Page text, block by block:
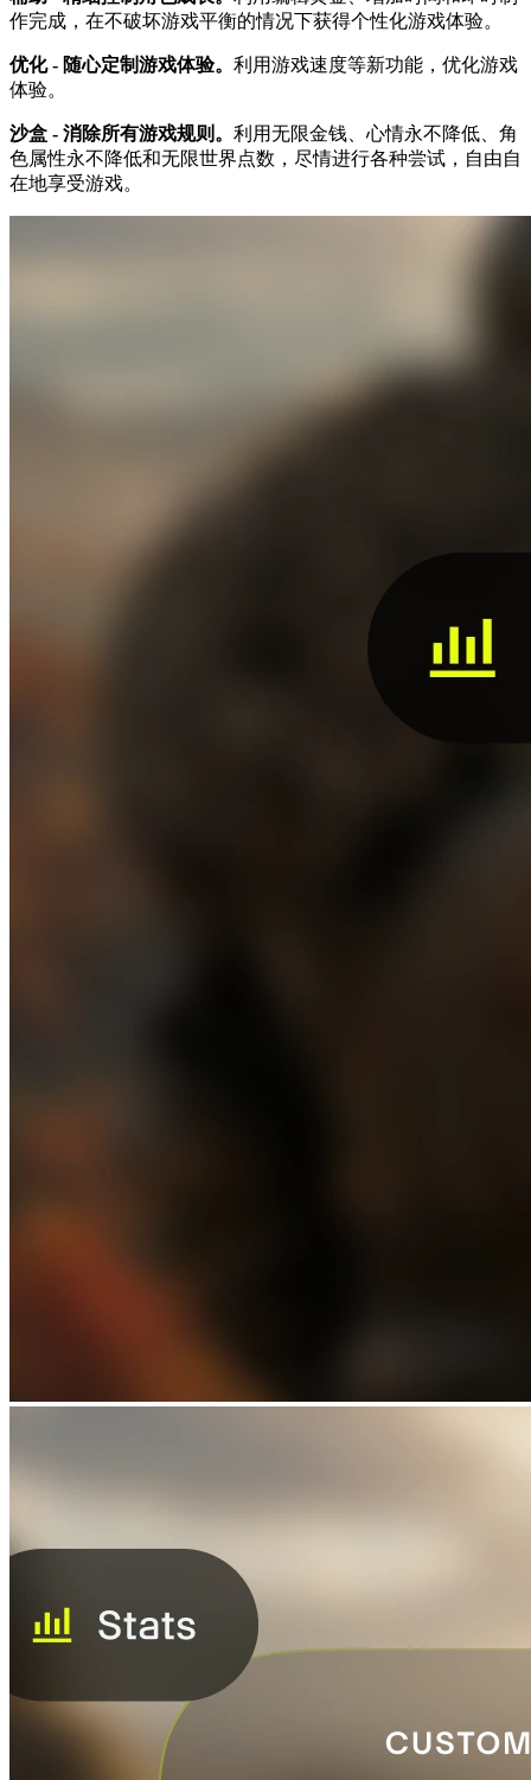
作完成，在不破坏游戏平衡的情况下获得个性化游戏体验。
优化 - 随心定制游戏体验。 利用游戏速度等新功能，优化游戏
体验。
沙盒 - 消除所有游戏规则。 利用无限金钱、心情永不降低、角
色属性永不降低和无限世界点数，尽情进行各种尝试，自由自
在地享受游戏。